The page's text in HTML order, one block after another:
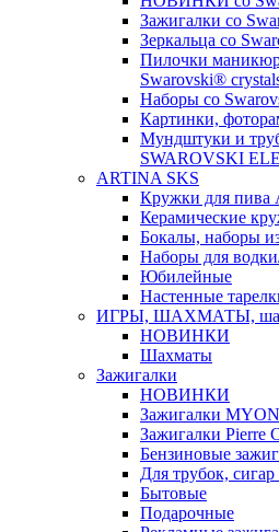
Зажигалки со
Зеркальца со
Пилочки
Swarovski®
Наборы со
Картинки,
Мундштуки и
SWAROVSKI
ARTINA SKS
Кружки для пива
Керамические
Бокалы, наборы
Наборы для
Юбилейные
Настенные
ИГРЫ, ШАХМАТЫ,
НОВИНКИ
Шахматы
Зажигалки
НОВИНКИ
Зажигалки
Зажигалки Pierre
Бензиновые
Для трубок, сигар
Бытовые
Подарочные